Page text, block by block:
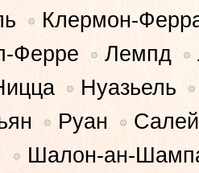
• Клермон-
Ферре • Лемпд •
• Нуазьель
•
• Руан • Салей
• Шалон-ан-